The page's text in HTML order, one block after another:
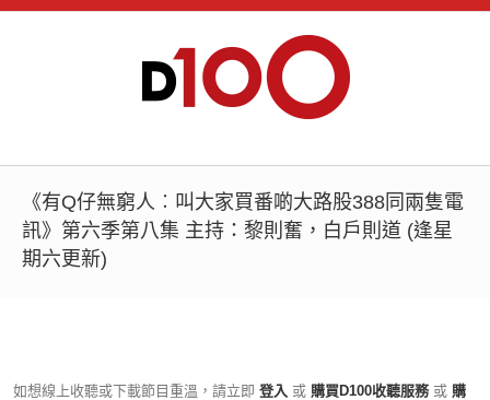
《有Q仔無窮人︰叫大家買番啲大路股388同兩隻電
訊》第六季第八集 主持：黎則奮，白戶則道 (逢星
期六更新)
如想線上收聽或下載節目重溫，請立即 登入 或 購買D100收聽服務 或 購